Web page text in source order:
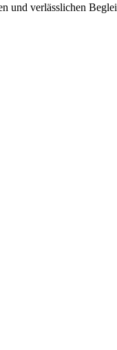
und verlässlichen